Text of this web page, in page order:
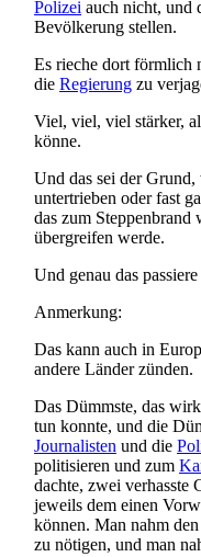
Polizei auch nicht, und
Bevölkerung stellen.
Es rieche dort förmlich
die Regierung zu
Viel, viel, viel stärker,
könne.
Und das sei der
untertrieben oder fast
das zum Steppenbrand
übergreifen werde.
Und genau das
Anmerkung:
Das kann auch in
andere Länder zünden.
Das Dümmste, das
tun konnte, und die
Journalisten und die
politisieren und zum
dachte, zwei verhasste
jeweils dem einen
können. Man nahm
zu nötigen, und man